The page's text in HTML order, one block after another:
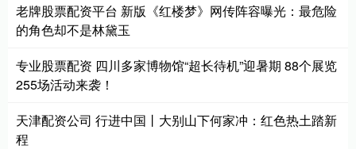
老牌股票配资平台 新版《红楼梦》网传阵容曝光：最危险
的角色却不是林黛玉
专业股票配资 四川多家博物馆“超长待机”迎暑期 88个展览
255场活动来袭！
天津配资公司 行进中国丨大别山下何家冲：红色热土踏新
程